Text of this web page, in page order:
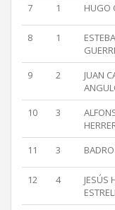
7 1 HUGO
8 1
9 2
JUAN
10 3
11 3
12 4
JESÚS